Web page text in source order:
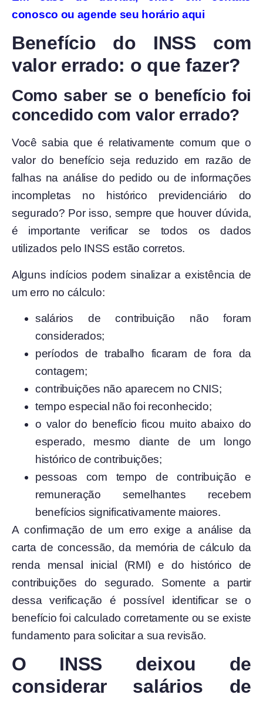
conosco ou agende seu horário aqui
Benefício do INSS com
valor errado: o que fazer?
Como saber se o benefício foi
concedido com valor errado?
Você sabia que é relativamente comum que o
valor do benefício seja reduzido em razão de
falhas na análise do pedido ou de informações
incompletas no histórico previdenciário do
segurado? Por isso, sempre que houver dúvida,
é importante verificar se todos os dados
utilizados pelo INSS estão corretos.
Alguns indícios podem sinalizar a existência de
um erro no cálculo:
salários de contribuição não foram
considerados;
períodos de trabalho ficaram de fora da
contagem;
contribuições não aparecem no CNIS;
tempo especial não foi reconhecido;
o valor do benefício ficou muito abaixo do
esperado, mesmo diante de um longo
histórico de contribuições;
pessoas com tempo de contribuição e
remuneração semelhantes recebem
benefícios significativamente maiores.
A confirmação de um erro exige a análise da
carta de concessão, da memória de cálculo da
renda mensal inicial (RMI) e do histórico de
contribuições do segurado. Somente a partir
dessa verificação é possível identificar se o
benefício foi calculado corretamente ou se existe
fundamento para solicitar a sua revisão.
O INSS deixou de
considerar salários de